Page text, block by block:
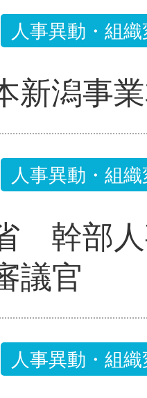
人事異動・組
新潟事
人事異動・組
幹部
議官
人事異動・組